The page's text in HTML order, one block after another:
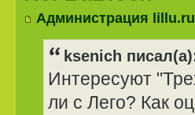
Администрация lillu.ru
ksenich
Интересуют
ли с Лего? Как